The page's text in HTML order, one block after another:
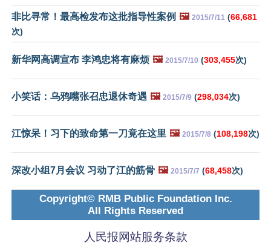
非比寻常！最高检发布这批指导性案例 🖼️ 2015/7/11 (66,681
次)
新华网高调宣布 李鸿忠将有麻烦 🖼️ 2015/7/10 (303,455次)
小笑话：乌鸦嘴张召忠退休奇遇 🖼️ 2015/7/9 (298,034次)
江惊呆！习下的致命第一刀竟在这里 🖼️ 2015/7/8 (108,198次)
深改小组7月会议 习动了江的筋骨 🖼️ 2015/7/7 (68,458次)
Copyright© RMB Public Foundation Inc.
All Rights Reserved
人民报网站服务条款